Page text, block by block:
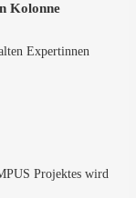
Kolonne
Exper­tin­nen
Pro­jek­tes wird